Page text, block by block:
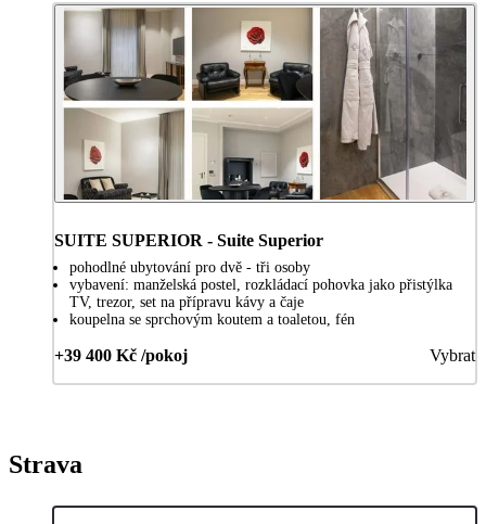
SUITE SUPERIOR - Suite Superior
pohodlné ubytování pro dvě - tři osoby
vybavení: manželská postel, rozkládací pohovka jako přistýlka
TV, trezor, set na přípravu kávy a čaje
koupelna se sprchovým koutem a toaletou, fén
+39 400 Kč /pokoj Vybrat
Strava